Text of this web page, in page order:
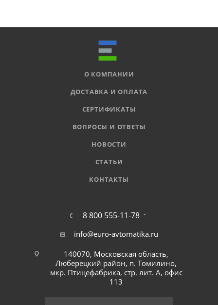
О КОМПАНИИ
ДОСТАВКА И ОПЛАТА
СЕРТИФИКАТЫ
ВОПРОСЫ И ОТВЕТЫ
НОВОСТИ
СТАТЬИ
КОНТАКТЫ
8 800 555-11-78
info@euro-avtomatika.ru
140070, Московская область,
Люберецкий район, п. Томилино,
мкр. Птицефабрика, стр. лит. А, офис
113